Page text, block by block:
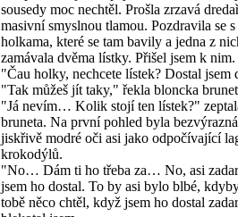
sousedy moc nechtěl. Prošla zrzavá
masivní smyslnou tlamou. Pozdravila se
holkama, které se tam bavily a jedna z
zamávala dvěma lístky. Přišel jsem k nim.
"Čau holky, nechcete lístek? Dostal jsem
"Tak můžeš jít taky," řekla bloncka
"Já nevím… Kolik stojí ten lístek?"
bruneta. Na první pohled byla
jiskřivě modré oči asi jako odpočívající
krokodýlů.
"No… Dám ti ho třeba za… No, asi
jsem ho dostal. To by asi bylo blbé,
tobě něco chtěl, když jsem ho dostal